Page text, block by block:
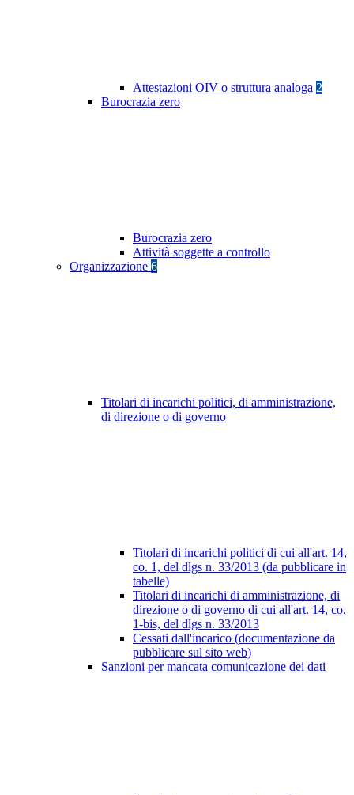
Attestazioni OIV o struttura analoga 2
Burocrazia zero
Burocrazia zero
Attività soggette a controllo
Organizzazione 6
Titolari di incarichi politici, di amministrazione,
di direzione o di governo
Titolari di incarichi politici di cui all'art. 14,
co. 1, del dlgs n. 33/2013 (da pubblicare in
tabelle)
Titolari di incarichi di amministrazione, di
direzione o di governo di cui all'art. 14, co.
1-bis, del dlgs n. 33/2013
Cessati dall'incarico (documentazione da
pubblicare sul sito web)
Sanzioni per mancata comunicazione dei dati